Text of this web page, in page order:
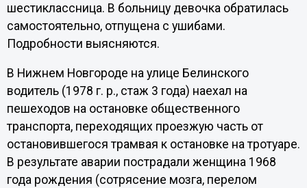
шестиклассница. В больницу девочка обратилась
самостоятельно, отпущена с ушибами.
Подробности выясняются.
В Нижнем Новгороде на улице Белинского
водитель (1978 г. р., стаж 3 года) наехал на
пешеходов на остановке общественного
транспорта, переходящих проезжую часть от
остановившегося трамвая к остановке на тротуаре.
В результате аварии пострадали женщина 1968
года рождения (сотрясение мозга, перелом